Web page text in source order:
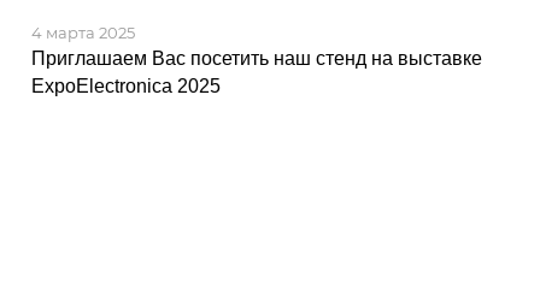
Приглашаем Вас посетить наш стенд на выставке
ExpoElectronica 2025
4 марта 2025